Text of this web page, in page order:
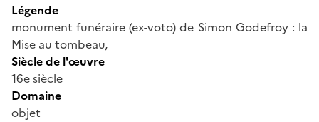
Légende
monument funéraire (ex-voto) de Simon Godefroy : la
Mise au tombeau,
Siècle de l'œuvre
16e siècle
Domaine
objet